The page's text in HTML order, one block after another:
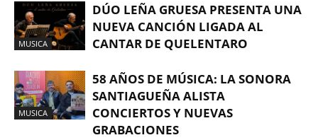
MUSICA
DÚO LEÑA GRUESA PRESENTA UNA
NUEVA CANCIÓN LIGADA AL
CANTAR DE QUELENTARO
MUSICA
58 AÑOS DE MÚSICA: LA SONORA
SANTIAGUEÑA ALISTA
CONCIERTOS Y NUEVAS
GRABACIONES